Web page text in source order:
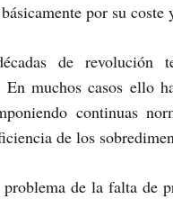
por su
de revolución
muchos casos ello
continuas
de los
de la falta de